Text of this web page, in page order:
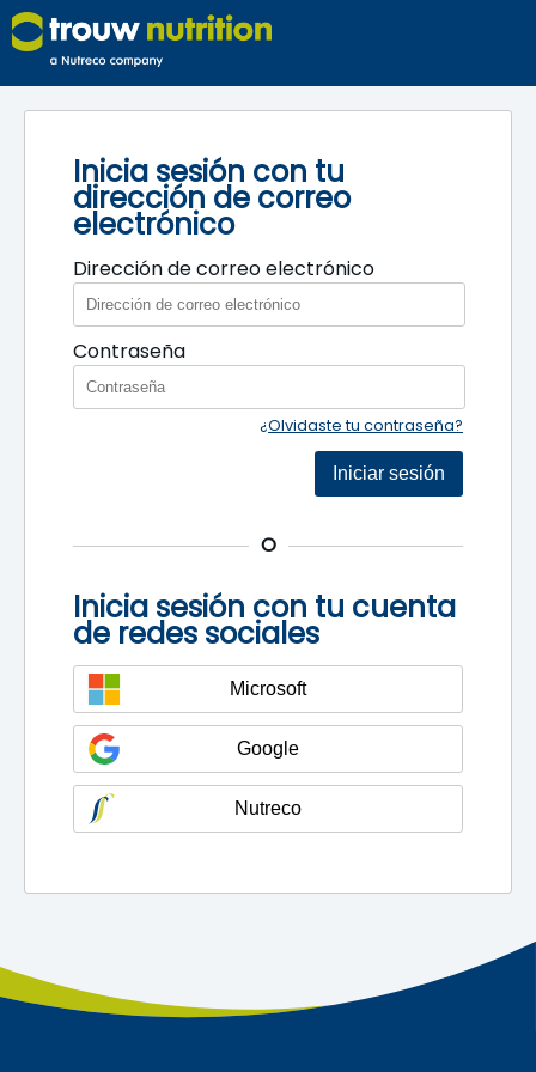
Inicia sesión con tu cuenta
de redes sociales
Microsoft
Google
Nutreco
O
Inicia sesión con tu
dirección de correo
electrónico
Dirección de correo electrónico
Contraseña
¿Olvidaste tu contraseña?
Iniciar sesión